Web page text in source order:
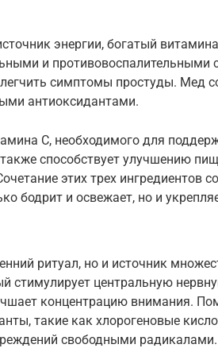
энергии, богатый
и противовоспалительными
симптомы простуды. Мед
антиоксидантами.
С, необходимого для
способствует улучшению
этих трех ингредиентов
бодрит и освежает, но и
ритуал, но и источник
стимулирует центральную
концентрацию внимания.
такие как хлорогеновые
свободными радикалами.